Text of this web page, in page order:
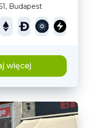
Budapest
więcej